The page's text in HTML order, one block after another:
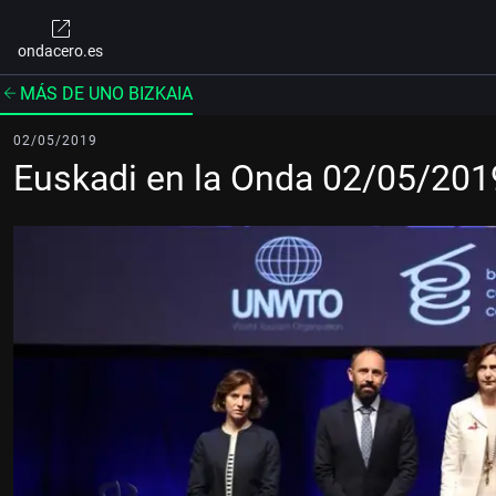
ondacero.es
MÁS DE UNO BIZKAIA
02/05/2019
Euskadi en la Onda 02/05/